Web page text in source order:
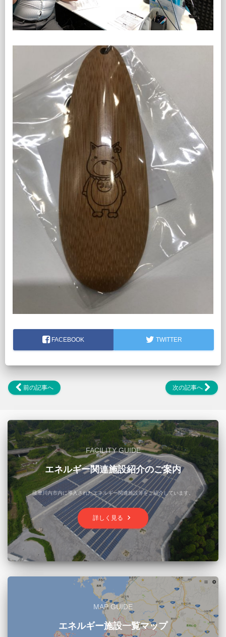
FACEBOOK TWITTER
前の記事へ 次の記事へ
FACILITY GUIDE
エネルギー関連施設紹介のご案内
薩摩川内市内に導入されたエネルギー関連施設等をご紹介しています。
詳しく見る keyboard_arrow_right
MAP GUIDE
エネルギー施設一覧マップ